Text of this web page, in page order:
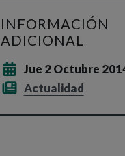
INFORMACIÓN
ADICIONAL
Jue 2 Octubre
Actualidad